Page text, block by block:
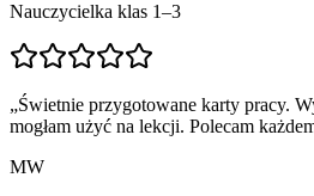
Nauczycielka klas 1–3
„Świetnie przygotowane karty pracy.
mogłam użyć na lekcji. Polecam
MW